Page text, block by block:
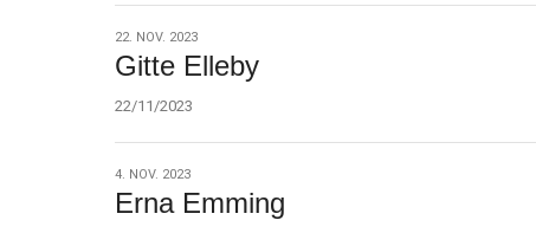
22.
nov.
22. NOV. 2023
Gitte Elleby
22/11/2023
4.
nov.
4. NOV. 2023
Erna Emming